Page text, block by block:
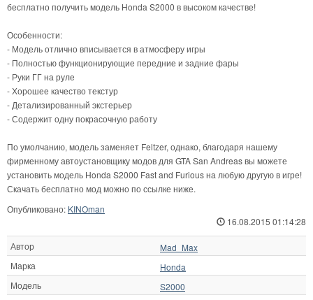
бесплатно получить модель Honda S2000 в высоком качестве!
Особенности:
- Модель отлично вписывается в атмосферу игры
- Полностью функционирующие передние и задние фары
- Руки ГГ на руле
- Хорошее качество текстур
- Детализированный экстерьер
- Содержит одну покрасочную работу
По умолчанию, модель заменяет Feltzer, однако, благодаря нашему
фирменному автоустановщику модов для GTA San Andreas вы можете
установить модель Honda S2000 Fast and Furious на любую другую в игре!
Скачать бесплатно мод можно по ссылке ниже.
Опубликовано: KINOman
16.08.2015 01:14:28
Автор
Mad_Max
Марка
Honda
Модель
S2000